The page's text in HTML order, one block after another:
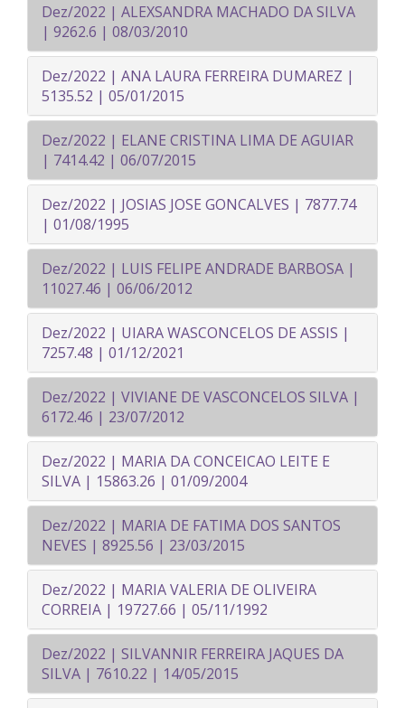
Dez/2022 | ALEXSANDRA MACHADO DA SILVA
| 9262.6 | 08/03/2010
Dez/2022 | ANA LAURA FERREIRA DUMAREZ |
5135.52 | 05/01/2015
Dez/2022 | ELANE CRISTINA LIMA DE AGUIAR
| 7414.42 | 06/07/2015
Dez/2022 | JOSIAS JOSE GONCALVES | 7877.74
| 01/08/1995
Dez/2022 | LUIS FELIPE ANDRADE BARBOSA |
11027.46 | 06/06/2012
Dez/2022 | UIARA WASCONCELOS DE ASSIS |
7257.48 | 01/12/2021
Dez/2022 | VIVIANE DE VASCONCELOS SILVA |
6172.46 | 23/07/2012
Dez/2022 | MARIA DA CONCEICAO LEITE E
SILVA | 15863.26 | 01/09/2004
Dez/2022 | MARIA DE FATIMA DOS SANTOS
NEVES | 8925.56 | 23/03/2015
Dez/2022 | MARIA VALERIA DE OLIVEIRA
CORREIA | 19727.66 | 05/11/1992
Dez/2022 | SILVANNIR FERREIRA JAQUES DA
SILVA | 7610.22 | 14/05/2015